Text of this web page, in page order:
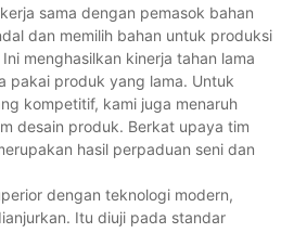
sama dengan pemasok bahan
dan memilih bahan untuk produksi
menghasilkan kinerja tahan lama
pakai produk yang lama. Untuk
kompetitif, kami juga menaruh
desain produk. Berkat upaya tim
hasil perpaduan seni dan
dengan teknologi modern,
Itu diuji pada standar